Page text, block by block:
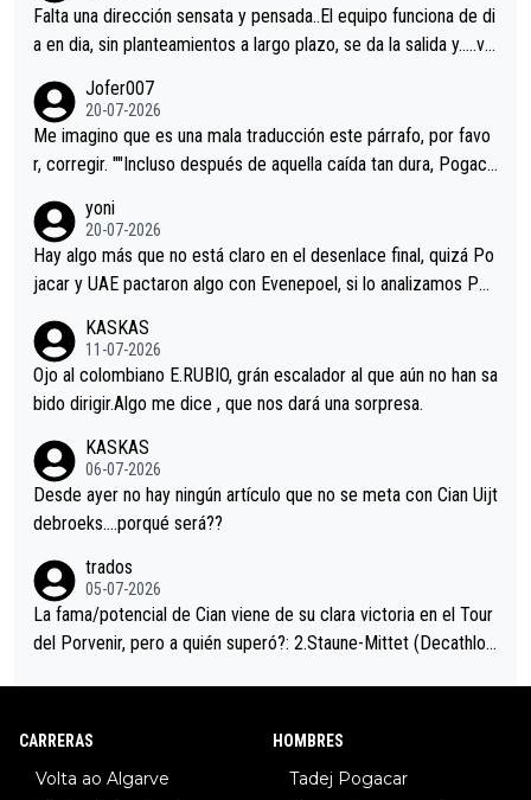
Falta una dirección sensata y pensada..El equipo funciona de di
a en dia, sin planteamientos a largo plazo, se da la salida y…..ve
Minguez, Velez etc etc.Me da pena vivir estos momentos tan
tristes sin victorias.
Jofer007
20-07-2026
Me imagino que es una mala traducción este párrafo, por favo
r, corregir. ""Incluso después de aquella caída tan dura, Pogaca
permaneció pegado a su rueda. Parecía increíble la forma en l
a que era capaz de controlar el miedo", recordó."
yoni
20-07-2026
Hay algo más que no está claro en el desenlace final, quizá Po
jacar y UAE pactaron algo con Evenepoel, si lo analizamos Poj
i sin pedalear, luego está el saludo con Evenepoel dándose la
mano de una manera muy fraternal, más allá de los típicos toqu
es en el hombro con que saludaba a Vingegard. Ahí hubo una in
eta, a ver si por querer poner a Del Toro con calzador en posi
ción de podio UAE y Pojacar se van complicar el tour.
KASKAS
11-07-2026
Ojo al colombiano E.RUBIO, grán escalador al que aún no han sa
bido dirigir.Algo me dice , que nos dará una sorpresa.
KASKAS
06-07-2026
Desde ayer no hay ningún artículo que no se meta con Cian Uijt
debroeks….porqué será??
trados
05-07-2026
La fama/potencial de Cian viene de su clara victoria en el Tour
del Porvenir, pero a quién superó?: 2.Staune-Mittet (Decathlon,
8.Lenny Martinez (Bahrein), 9. Van Belle (Visma), 10. Vacek (Li
CARRERAS
Volta ao Algarve
HOMBRES
Tadej Pogacar